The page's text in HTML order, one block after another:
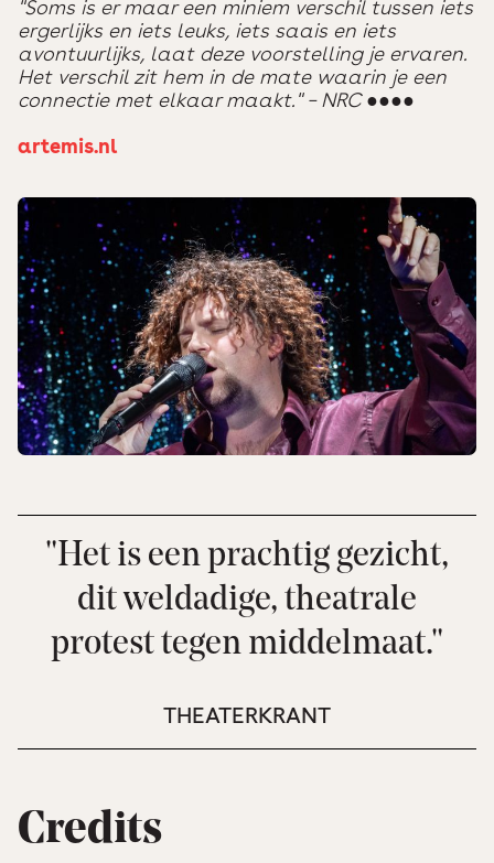
"Soms is er maar een miniem verschil tussen iets
ergerlijks en iets leuks, iets saais en iets
avontuurlijks, laat deze voorstelling je ervaren.
Het verschil zit hem in de mate waarin je een
connectie met elkaar maakt." – NRC ●●●●
artemis.nl
"Het is een prachtig gezicht,
dit weldadige, theatrale
protest tegen middelmaat."
THEATERKRANT
Credits